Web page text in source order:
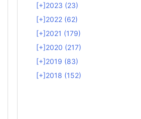
[+]2023 (23)
[+]2022 (62)
[+]2021 (179)
[+]2020 (217)
[+]2019 (83)
[+]2018 (152)